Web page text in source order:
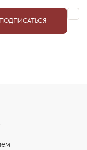
ПОДПИСАТЬСЯ